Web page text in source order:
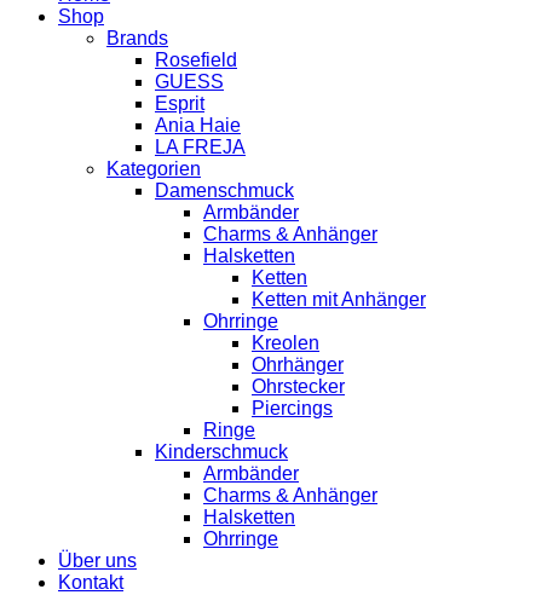
Shop
Brands
Rosefield
GUESS
Esprit
Ania Haie
LA FREJA
Kategorien
Damenschmuck
Armbänder
Charms & Anhänger
Halsketten
Ketten
Ketten mit Anhänger
Ohrringe
Kreolen
Ohrhänger
Ohrstecker
Piercings
Ringe
Kinderschmuck
Armbänder
Charms & Anhänger
Halsketten
Ohrringe
Über uns
Kontakt